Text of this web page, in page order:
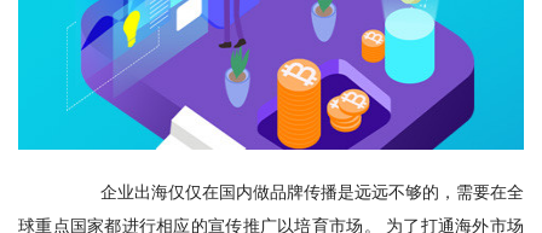
企业出海仅仅在国内做品牌传播是远远不够的，需要在全
球重点国家都进行相应的宣传推广以培育市场。 为了打通海外市场